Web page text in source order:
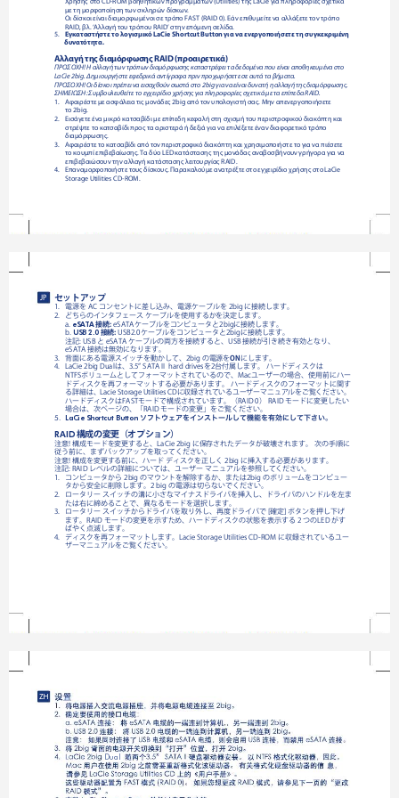
Χρήσης στο CD-ROM βοηθητικών προγραμμάτων (Utilities) της LaCie για πληροφορίες σχετικά
με τη μορφοποίηση των σκληρών δίσκων.
Οι δίσκοι είναι διαμορφωμένοι σε τρόπο FAST (RAID 0). Εάν επιθυμείτε να αλλάξετε τον τρόπο
RAID, βλ. ‘Αλλαγή του τρόπου RAID’ στην επόμενη σελίδα.
5.
Εγκαταστήστε το λογισμικό LaCie Shortcut Button για να ενεργοποιήσετε τη συγκεκριμένη
       δυνατότητα.
Αλλαγή της διαμόρφωσης RAID (προαιρετικά)
ΠΡΟΣΟΧΗ! Η αλλαγή των τρόπων διαμόρφωσης καταστρέφει τα δεδομένα που είναι αποθηκευμένα στο
LaCie 2big. Δημιουργήστε εφεδρικά αντίγραφα πριν προχωρήσετε σε αυτά τα βήματα.
ΠΡΟΣΟΧΗ! Οι δίσκοι πρέπει να εισαχθούν σωστά στο 2big για να είναι δυνατή η αλλαγή της διαμόρφωσης.
ΣΗΜΕΙΩΣΗ: Συμβουλευθείτε το εγχειρίδιο χρήσης για πληροφορίες σχετικά με τα επίπεδα RAID.
1.
Αφαιρέστε με ασφάλεια τις μονάδες 2big από τον υπολογιστή σας. Μην απενεργοποιήσετε
το 2big.
2. Εισάγετε ένα μικρό κατσαβίδι με επίπεδη κεφαλή στη σχισμή του περιστροφικού διακόπτη και
στρέψτε το κατσαβίδι προς τα αριστερά ή δεξιά για να επιλέξετε έναν διαφορετικό τρόπο
διαμόρφωσης.
3.
Αφαιρέστε το κατσαβίδι από τον περιστροφικό διακόπτη και χρησιμοποιήστε το για να πιέσετε
το κουμπί επιβεβαίωσης. Τα δύο LED κατάστασης της μονάδας αναβοσβήνουν γρήγορα για να
επιβεβαιώσουν την αλλαγή κατάστασης λειτουργίας RAID.
4.
Επαναμορφοποιήστε τους δίσκους. Παρακαλούμε ανατρέξτε στο εγχειρίδιο χρήσης στο LaCie
Storage Utilities CD-ROM.
JP セットアップ
1. 電源をACコンセントに差し込み、電源ケーブルを2bigに接続します。
2.
どちらのインタフェースケーブルを使用するかを決定します。
a. eSATA接続: eSATAケーブルをコンピュータと2bigに接続します。
b. USB 2.0 接続: USB2.0ケーブルをコンピュータと2bigに接続します。
注記:USBとeSATAケーブルの両方を接続すると、USB接続が引き続き有効となり、
eSATA接続は無効になります。
3.
背面にある電源スイッチを動かして、2bigの電源をONにします。
4.
LaCie2bigDualは、3.5”SATAIIharddrivesを2台付属します。ハードディスクは
NTFSボリュームとしてフォーマットされているので、Macユーザーの場合、使用前にハー
ドディスクを再フォーマットする必要があります。ハードディスクのフォーマットに関す
る詳細は、LacieStorageUtilitiesCDに収録されているユーザーマニュアルをご覧ください。
ハードディスクはFASTモードで構成されています。（RAID0）RAIDモードに変更したい
場合は、次ページの、「RAIDモードの変更」をご覧ください。
5. LaCie Shortcut Button ソフトウェアをインストールして機能を有効にして下さい。
RAID構成の変更（オプション）
注意!構成モードを変更すると、LaCie2bigに保存されたデータが破壊されます。次の手順に
従う前に、まずバックアップを取ってください。
注意!構成を変更する前に、ハードディスクを正しく2bigに挿入する必要があります。
注記:RAIDレベルの詳細については、ユーザーマニュアルを参照してください。
1.
コンピュータから2bigのマウントを解除するか、または2bigのボリュームをコンピュー
タから安全に削除します。2bigの電源は切らないでください。
2. ロータリースイッチの溝に小さなマイナスドライバを挿入し、ドライバのハンドルを左ま
たは右に締めることで、異なるモードを選択します。
3.
ロータリースイッチからドライバを取り外し、再度ドライバで[確定]ボタンを押し下げ
ます。RAIDモードの変更を示すため、ハードディスクの状態を表示する2つのLEDがす
ばやく点滅します。
4.
ディスクを再フォーマットします。LacieStorageUtilitiesCD-ROMに収録されているユー
ザーマニュアルをご覧ください。
ZH
Dual